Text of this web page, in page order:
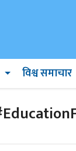
विश्व समाचार